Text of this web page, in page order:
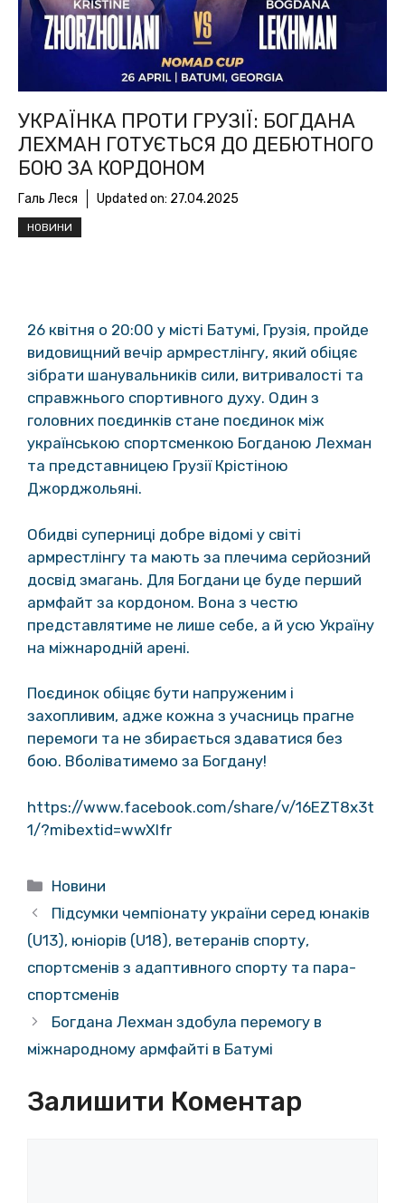
УКРАЇНКА ПРОТИ ГРУЗІЇ: БОГДАНА
ЛЕХМАН ГОТУЄТЬСЯ ДО ДЕБЮТНОГО
БОЮ ЗА КОРДОНОМ
Галь Леся Updated on: 27.04.2025
НОВИНИ
26 квітня о 20:00 у місті Батумі, Грузія, пройде
видовищний вечір армрестлінгу, який обіцяє
зібрати шанувальників сили, витривалості та
справжнього спортивного духу. Один з
головних поєдинків стане поєдинок між
українською спортсменкою Богданою Лехман
та представницею Грузії Крістіною
Джорджольяні.
Обидві суперниці добре відомі у світі
армрестлінгу та мають за плечима серйозний
досвід змагань. Для Богдани це буде перший
армфайт за кордоном. Вона з честю
представлятиме не лише себе, а й усю Україну
на міжнародній арені.
Поєдинок обіцяє бути напруженим і
захопливим, адже кожна з учасниць прагне
перемоги та не збирається здаватися без
бою. Вболіватимемо за Богдану!
https://www.facebook.com/share/v/16EZT8x3t
1/?mibextid=wwXIfr
Категорії
Новини
Підсумки чемпіонату україни серед юнаків
(U13), юніорів (U18), ветеранів спорту,
спортсменів з адаптивного спорту та пара-
спортсменів
Богдана Лехман здобула перемогу в
міжнародному армфайті в Батумі
Залишити Коментар